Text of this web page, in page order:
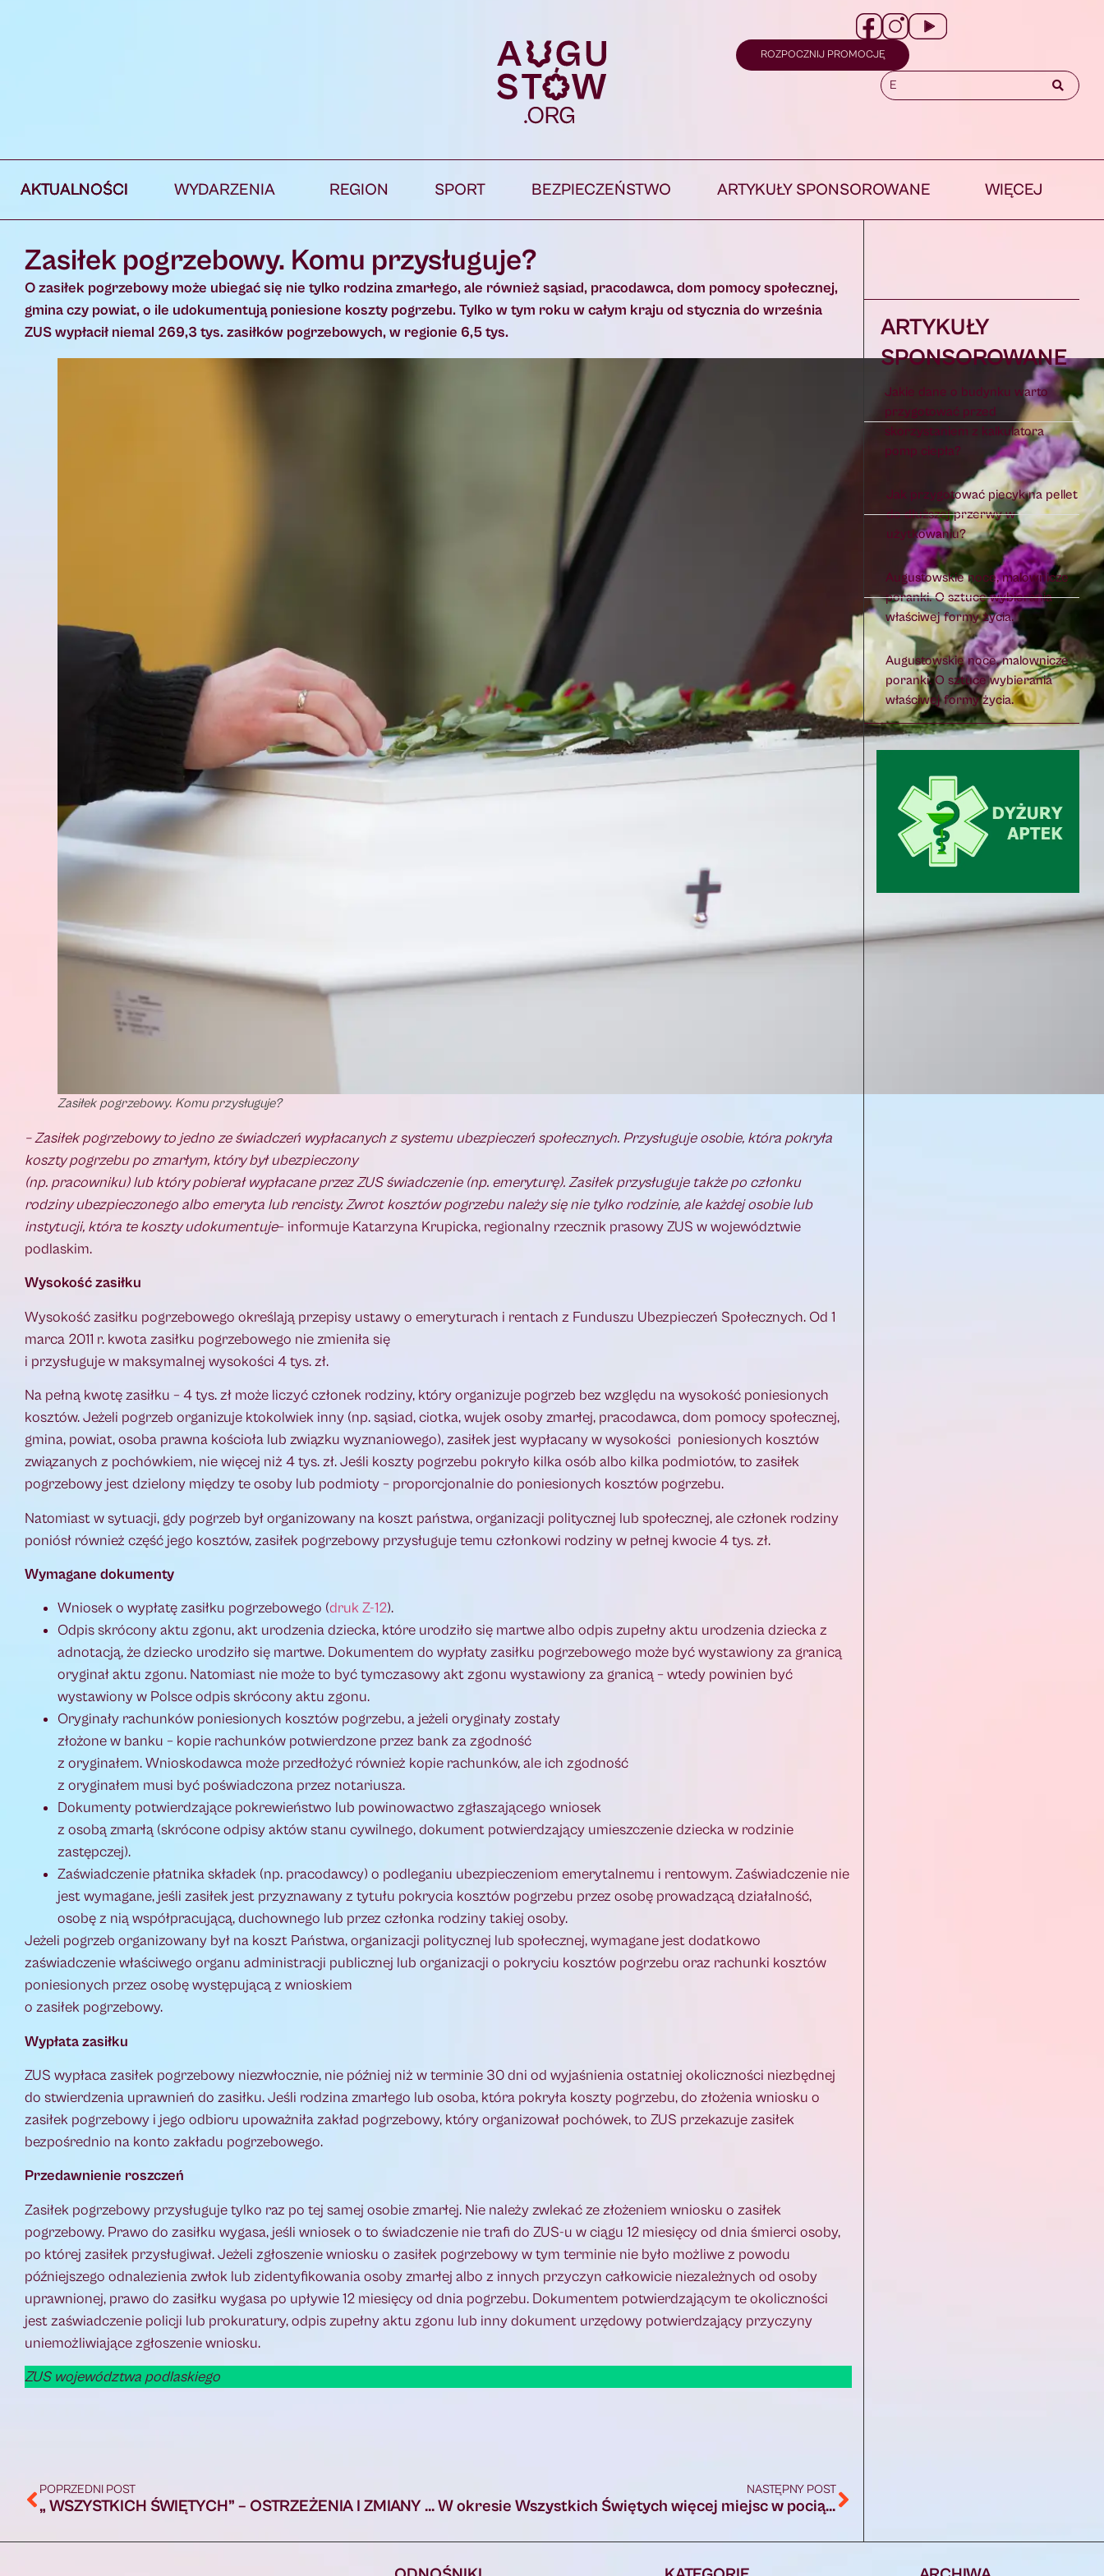
ROZPOCZNIJ PROMOCJĘ
AKTUALNOŚCI WYDARZENIA REGION SPORT BEZPIECZEŃSTWO ARTYKUŁY SPONSOROWANE WIĘCEJ
Zasiłek pogrzebowy. Komu przysługuje?
O zasiłek pogrzebowy może ubiegać się nie tylko rodzina zmarłego, ale również sąsiad, pracodawca, dom pomocy społecznej,
gmina czy powiat, o ile udokumentują poniesione koszty pogrzebu. Tylko w tym roku w całym kraju od stycznia do września
ZUS wypłacił niemal 269,3 tys. zasiłków pogrzebowych, w regionie 6,5 tys.
Zasiłek pogrzebowy. Komu przysługuje?
– Zasiłek pogrzebowy to jedno ze świadczeń wypłacanych z systemu ubezpieczeń społecznych. Przysługuje osobie, która pokryła
koszty pogrzebu po zmarłym, który był ubezpieczony
(np. pracowniku) lub który pobierał wypłacane przez ZUS świadczenie (np. emeryturę). Zasiłek przysługuje także po członku
rodziny ubezpieczonego albo emeryta lub rencisty. Zwrot kosztów pogrzebu należy się nie tylko rodzinie, ale każdej osobie lub
instytucji, która te koszty udokumentuje– informuje Katarzyna Krupicka, regionalny rzecznik prasowy ZUS w województwie
podlaskim.
Wysokość zasiłku
Wysokość zasiłku pogrzebowego określają przepisy ustawy o emeryturach i rentach z Funduszu Ubezpieczeń Społecznych. Od 1
marca 2011 r. kwota zasiłku pogrzebowego nie zmieniła się
i przysługuje w maksymalnej wysokości 4 tys. zł.
Na pełną kwotę zasiłku – 4 tys. zł może liczyć członek rodziny, który organizuje pogrzeb bez względu na wysokość poniesionych
kosztów. Jeżeli pogrzeb organizuje ktokolwiek inny (np. sąsiad, ciotka, wujek osoby zmarłej, pracodawca, dom pomocy społecznej,
gmina, powiat, osoba prawna kościoła lub związku wyznaniowego), zasiłek jest wypłacany w wysokości poniesionych kosztów
związanych z pochówkiem, nie więcej niż 4 tys. zł. Jeśli koszty pogrzebu pokryło kilka osób albo kilka podmiotów, to zasiłek
pogrzebowy jest dzielony między te osoby lub podmioty – proporcjonalnie do poniesionych kosztów pogrzebu.
Natomiast w sytuacji, gdy pogrzeb był organizowany na koszt państwa, organizacji politycznej lub społecznej, ale członek rodziny
poniósł również część jego kosztów, zasiłek pogrzebowy przysługuje temu członkowi rodziny w pełnej kwocie 4 tys. zł.
Wymagane dokumenty
Wniosek o wypłatę zasiłku pogrzebowego (druk Z-12).
Odpis skrócony aktu zgonu, akt urodzenia dziecka, które urodziło się martwe albo odpis zupełny aktu urodzenia dziecka z
adnotacją, że dziecko urodziło się martwe. Dokumentem do wypłaty zasiłku pogrzebowego może być wystawiony za granicą
oryginał aktu zgonu. Natomiast nie może to być tymczasowy akt zgonu wystawiony za granicą – wtedy powinien być
wystawiony w Polsce odpis skrócony aktu zgonu.
Oryginały rachunków poniesionych kosztów pogrzebu, a jeżeli oryginały zostały
złożone w banku – kopie rachunków potwierdzone przez bank za zgodność
z oryginałem. Wnioskodawca może przedłożyć również kopie rachunków, ale ich zgodność
z oryginałem musi być poświadczona przez notariusza.
Dokumenty potwierdzające pokrewieństwo lub powinowactwo zgłaszającego wniosek
z osobą zmarłą (skrócone odpisy aktów stanu cywilnego, dokument potwierdzający umieszczenie dziecka w rodzinie
zastępczej).
Zaświadczenie płatnika składek (np. pracodawcy) o podleganiu ubezpieczeniom emerytalnemu i rentowym. Zaświadczenie nie
jest wymagane, jeśli zasiłek jest przyznawany z tytułu pokrycia kosztów pogrzebu przez osobę prowadzącą działalność,
osobę z nią współpracującą, duchownego lub przez członka rodziny takiej osoby.
Jeżeli pogrzeb organizowany był na koszt Państwa, organizacji politycznej lub społecznej, wymagane jest dodatkowo
zaświadczenie właściwego organu administracji publicznej lub organizacji o pokryciu kosztów pogrzebu oraz rachunki kosztów
poniesionych przez osobę występującą z wnioskiem
o zasiłek pogrzebowy.
Wypłata zasiłku
ZUS wypłaca zasiłek pogrzebowy niezwłocznie, nie później niż w terminie 30 dni od wyjaśnienia ostatniej okoliczności niezbędnej
do stwierdzenia uprawnień do zasiłku. Jeśli rodzina zmarłego lub osoba, która pokryła koszty pogrzebu, do złożenia wniosku o
zasiłek pogrzebowy i jego odbioru upoważniła zakład pogrzebowy, który organizował pochówek, to ZUS przekazuje zasiłek
bezpośrednio na konto zakładu pogrzebowego.
Przedawnienie roszczeń
Zasiłek pogrzebowy przysługuje tylko raz po tej samej osobie zmarłej. Nie należy zwlekać ze złożeniem wniosku o zasiłek
pogrzebowy. Prawo do zasiłku wygasa, jeśli wniosek o to świadczenie nie trafi do ZUS-u w ciągu 12 miesięcy od dnia śmierci osoby,
po której zasiłek przysługiwał. Jeżeli zgłoszenie wniosku o zasiłek pogrzebowy w tym terminie nie było możliwe z powodu
późniejszego odnalezienia zwłok lub zidentyfikowania osoby zmarłej albo z innych przyczyn całkowicie niezależnych od osoby
uprawnionej, prawo do zasiłku wygasa po upływie 12 miesięcy od dnia pogrzebu. Dokumentem potwierdzającym te okoliczności
jest zaświadczenie policji lub prokuratury, odpis zupełny aktu zgonu lub inny dokument urzędowy potwierdzający przyczyny
uniemożliwiające zgłoszenie wniosku.
ZUS województwa podlaskiego
POPRZEDNI POST
„ WSZYSTKICH ŚWIĘTYCH” – OSTRZEŻENIA I ZMIANY W ORGANIZACJI RUCHU
NASTĘPNY POST
W okresie Wszystkich Świętych więcej miejsc w pociągach
ARTYKUŁY
SPONSOROWANE
Jakie dane o budynku warto
przygotować przed
skorzystaniem z kalkulatora
pomp ciepła?
Jak przygotować piecyk na pellet
do dłuższej przerwy w
użytkowaniu?
Augustowskie noce, malownicze
poranki. O sztuce wybierania
właściwej formy życia.
Augustowskie noce, malownicze
poranki. O sztuce wybierania
właściwej formy życia.